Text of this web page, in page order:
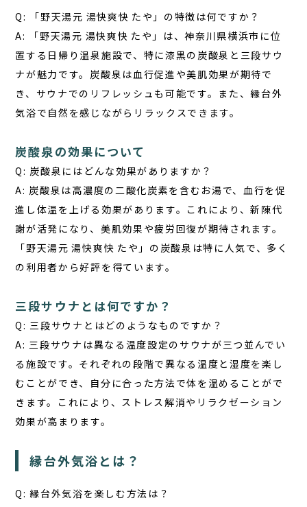
Q: 「野天湯元 湯快爽快 たや」の特徴は何ですか？
A: 「野天湯元 湯快爽快 たや」は、神奈川県横浜市に位
置する日帰り温泉施設で、特に漆黒の炭酸泉と三段サウ
ナが魅力です。炭酸泉は血行促進や美肌効果が期待で
き、サウナでのリフレッシュも可能です。また、縁台外
気浴で自然を感じながらリラックスできます。
炭酸泉の効果について
Q: 炭酸泉にはどんな効果がありますか？
A: 炭酸泉は高濃度の二酸化炭素を含むお湯で、血行を促
進し体温を上げる効果があります。これにより、新陳代
謝が活発になり、美肌効果や疲労回復が期待されます。
「野天湯元 湯快爽快 たや」の炭酸泉は特に人気で、多く
の利用者から好評を得ています。
三段サウナとは何ですか？
Q: 三段サウナとはどのようなものですか？
A: 三段サウナは異なる温度設定のサウナが三つ並んでい
る施設です。それぞれの段階で異なる温度と湿度を楽し
むことができ、自分に合った方法で体を温めることがで
きます。これにより、ストレス解消やリラクゼーション
効果が高まります。
縁台外気浴とは？
Q: 縁台外気浴を楽しむ方法は？